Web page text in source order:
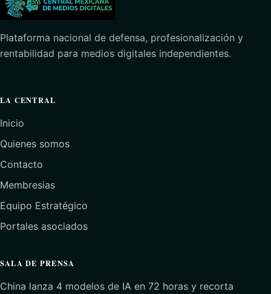
Plataforma nacional de defensa, profesionalización y
rentabilidad para medios digitales independientes.
LA CENTRAL
Inicio
Quienes somos
Contacto
Membresias
Equipo Estratégico
Portales asociados
SALA DE PRENSA
China lanza 4 modelos de IA en 72 horas y recorta